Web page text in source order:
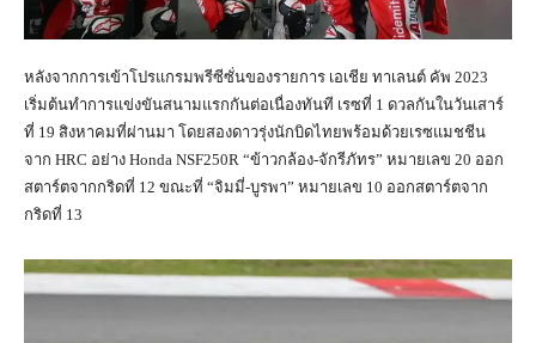
หลังจากการเข้าโปรแกรมพรีซีซั่นของรายการ เอเชีย ทาเลนต์ คัพ 2023
เริ่มต้นทำการแข่งขันสนามแรกกันต่อเนื่องทันที เรซที่ 1 ดวลกันในวันเสาร์
ที่ 19 สิงหาคมที่ผ่านมา โดยสองดาวรุ่งนักบิดไทยพร้อมด้วยเรซแมชชีน
จาก HRC อย่าง Honda NSF250R “ข้าวกล้อง-จักรีภัทร” หมายเลข 20 ออก
สตาร์ตจากกริดที่ 12 ขณะที่ “จิมมี่-บูรพา” หมายเลข 10 ออกสตาร์ตจาก
กริดที่ 13